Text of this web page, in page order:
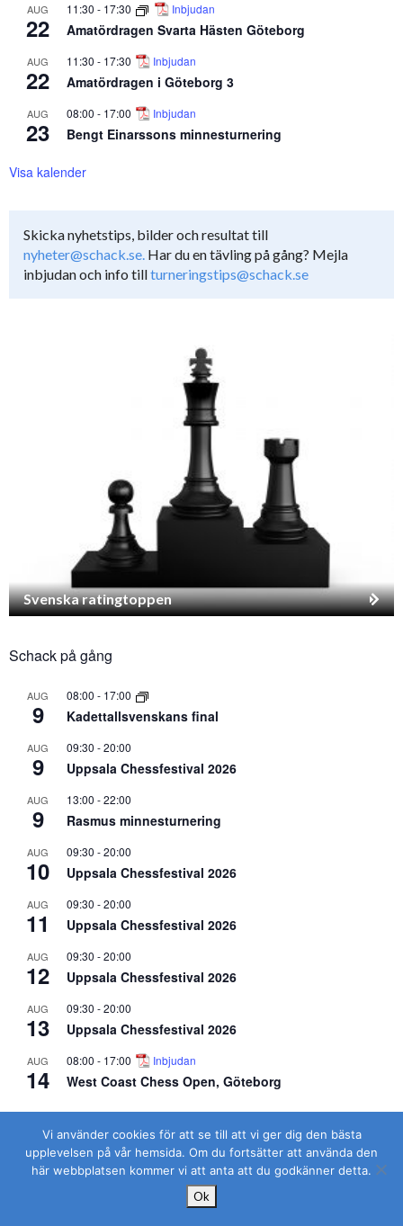
AUG
22
11:30 - 17:30 Inbjudan
Amatördragen Svarta Hästen Göteborg
AUG
22
11:30 - 17:30 Inbjudan
Amatördragen i Göteborg 3
AUG
23
08:00 - 17:00 Inbjudan
Bengt Einarssons minnesturnering
Visa kalender
Skicka nyhetstips, bilder och resultat till
nyheter@schack.se. Har du en tävling på gång? Mejla
inbjudan och info tillturneringstips@schack.se
Svenska ratingtoppen
Schack på gång
AUG
9
08:00 - 17:00
Kadettallsvenskans final
AUG
9
09:30 -20:00
Uppsala Chessfestival 2026
AUG
9
13:00 -22:00
Rasmus minnesturnering
AUG
10
09:30 -20:00
Uppsala Chessfestival 2026
AUG
11
09:30 -20:00
Uppsala Chessfestival 2026
AUG
12
09:30 -20:00
Uppsala Chessfestival 2026
AUG
13
09:30 -20:00
Uppsala Chessfestival 2026
AUG
14
08:00 - 17:00 Inbjudan
West Coast Chess Open, Göteborg
Vi använder cookies för att se till att vi ger dig den bästa
upplevelsen på vår hemsida. Om du fortsätter att använda den
här webbplatsen kommer vi att anta att du godkänner detta.
Ok